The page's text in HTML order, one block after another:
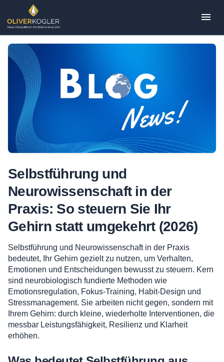
springen
Selbstführung und
Neurowissenschaft in der
Praxis: So steuern Sie Ihr
Gehirn statt umgekehrt (2026)
Selbstführung und Neurowissenschaft in der Praxis
bedeutet, Ihr Gehirn gezielt zu nutzen, um Verhalten,
Emotionen und Entscheidungen bewusst zu steuern. Kern
sind neurobiologisch fundierte Methoden wie
Emotionsregulation, Fokus-Training, Habit-Design und
Stressmanagement. Sie arbeiten nicht gegen, sondern mit
Ihrem Gehirn: durch kleine, wiederholte Interventionen, die
messbar Leistungsfähigkeit, Resilienz und Klarheit
erhöhen.